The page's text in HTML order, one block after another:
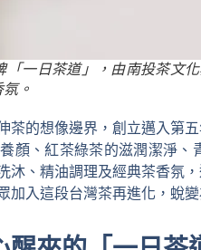
「一日茶道」，由南投茶文
。
茶的想像邊界，創立邁入第
顏、紅茶綠茶的滋潤潔淨
沐、精油調理及經典茶香氛
加入這段台灣茶再進化，蛻